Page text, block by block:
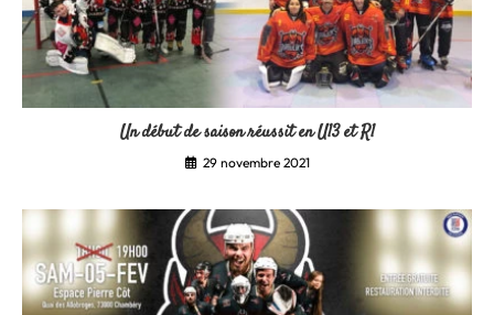
Un début de saison réussit en U13 et R1
29 novembre 2021